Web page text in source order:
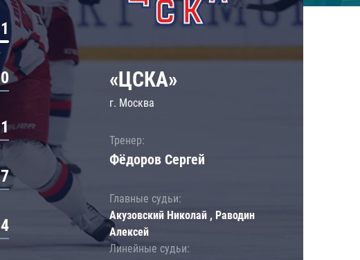
1
0
1
4
«ЦСКА»
г. Москва
Тренер:
Фёдоров Сергей
Главные судьи:
Акузовский Николай , Раводин
Алексей
Линейные судьи: